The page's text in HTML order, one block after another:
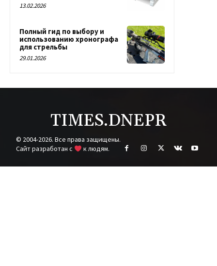
13.02.2026
Полный гид по выбору и
использованию хронографа
для стрельбы
29.01.2026
TIMES.DNEPR
© 2004-2026. Все права защищены.
Cайт разработан с
к людям.